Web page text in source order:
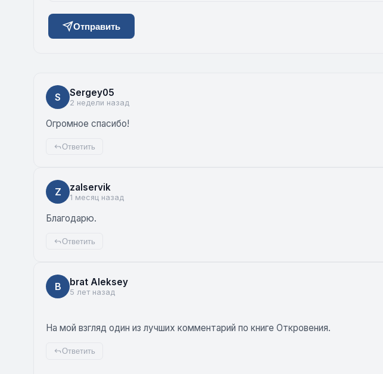
Отправить
S Sergey05
2 недели назад
Огромное спасибо!
Ответить
Z zalservik
1 месяц назад
Благодарю.
Ответить
B brat Aleksey
5 лет назад
На мой взгляд один из лучших комментарий по книге Откровения.
Ответить